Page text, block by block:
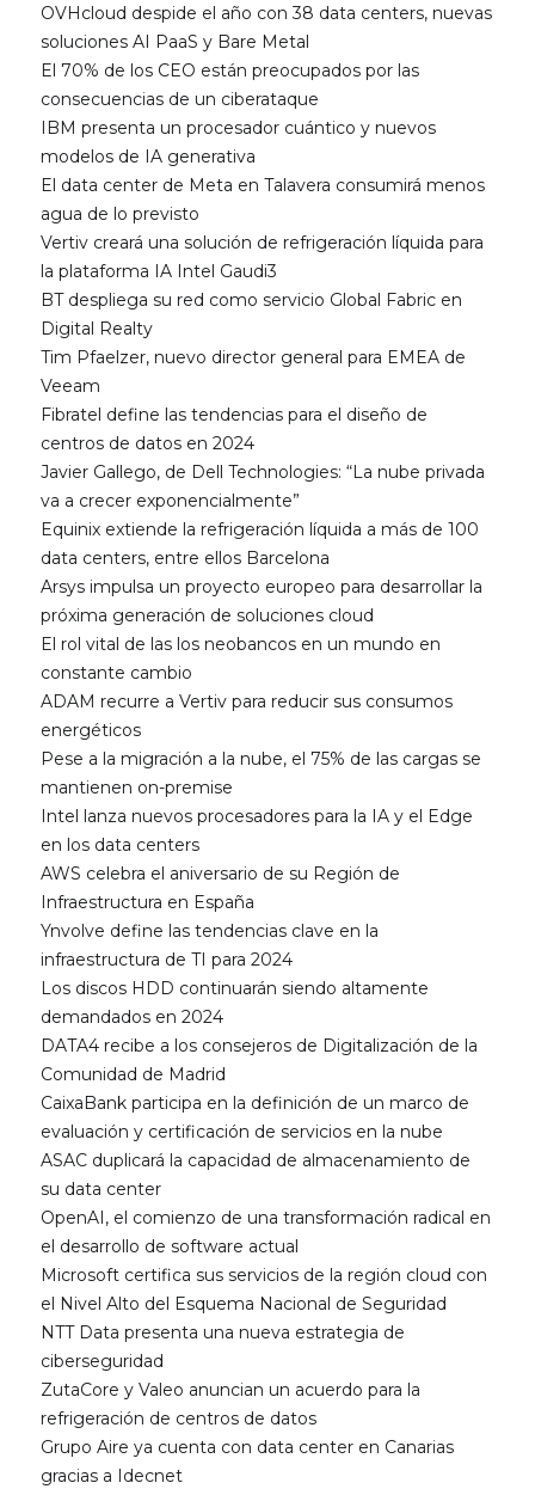
OVHcloud despide el año con 38 data centers, nuevas
soluciones AI PaaS y Bare Metal
El 70% de los CEO están preocupados por las
consecuencias de un ciberataque
IBM presenta un procesador cuántico y nuevos
modelos de IA generativa
El data center de Meta en Talavera consumirá menos
agua de lo previsto
Vertiv creará una solución de refrigeración líquida para
la plataforma IA Intel Gaudi3
BT despliega su red como servicio Global Fabric en
Digital Realty
Tim Pfaelzer, nuevo director general para EMEA de
Veeam
Fibratel define las tendencias para el diseño de
centros de datos en 2024
Javier Gallego, de Dell Technologies: “La nube privada
va a crecer exponencialmente”
Equinix extiende la refrigeración líquida a más de 100
data centers, entre ellos Barcelona
Arsys impulsa un proyecto europeo para desarrollar la
próxima generación de soluciones cloud
El rol vital de las los neobancos en un mundo en
constante cambio
ADAM recurre a Vertiv para reducir sus consumos
energéticos
Pese a la migración a la nube, el 75% de las cargas se
mantienen on-premise
Intel lanza nuevos procesadores para la IA y el Edge
en los data centers
AWS celebra el aniversario de su Región de
Infraestructura en España
Ynvolve define las tendencias clave en la
infraestructura de TI para 2024
Los discos HDD continuarán siendo altamente
demandados en 2024
DATA4 recibe a los consejeros de Digitalización de la
Comunidad de Madrid
CaixaBank participa en la definición de un marco de
evaluación y certificación de servicios en la nube
ASAC duplicará la capacidad de almacenamiento de
su data center
OpenAI, el comienzo de una transformación radical en
el desarrollo de software actual
Microsoft certifica sus servicios de la región cloud con
el Nivel Alto del Esquema Nacional de Seguridad
NTT Data presenta una nueva estrategia de
ciberseguridad
ZutaCore y Valeo anuncian un acuerdo para la
refrigeración de centros de datos
Grupo Aire ya cuenta con data center en Canarias
gracias a Idecnet